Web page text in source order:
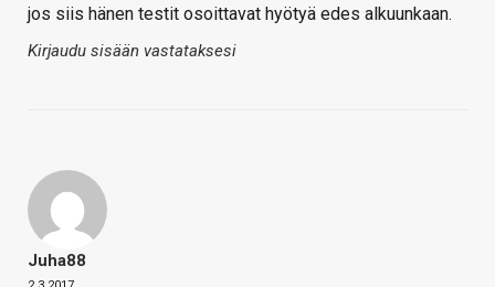
jos siis hänen testit osoittavat hyötyä edes alkuunkaan.
Kirjaudu sisään vastataksesi
Juha88